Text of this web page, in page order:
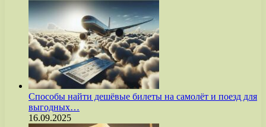
Способы найти дешёвые билеты на самолёт и поезд для
выгодных…
16.09.2025